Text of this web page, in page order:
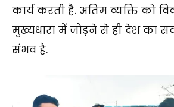
कार्य करती है. अंतिम व्यक्ति को
मुख्यधारा में जोड़ने से ही देश का
संभव है.